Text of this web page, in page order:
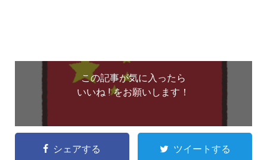
この記事が気に入ったら
いいね ! をお願いします！
シェアする ツイートする